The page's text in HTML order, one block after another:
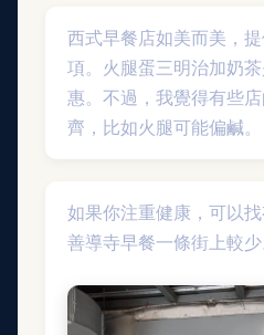
西式早餐店如美而美，
項。火腿蛋三明治加奶
惠。不過，我覺得有些
齊，比如火腿可能偏鹹。
如果你注重健康，可以
善導寺早餐一條街上較少